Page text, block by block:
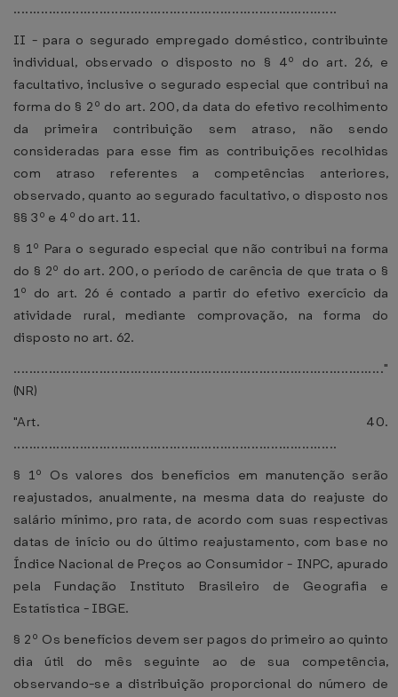
...................................................................................
II - para o segurado empregado doméstico, contribuinte
individual, observado o disposto no § 4º do art. 26, e
facultativo, inclusive o segurado especial que contribui na
forma do § 2º do art. 200, da data do efetivo recolhimento
da primeira contribuição sem atraso, não sendo
consideradas para esse fim as contribuições recolhidas
com atraso referentes a competências anteriores,
observado, quanto ao segurado facultativo, o disposto nos
§§ 3º e 4º do art. 11.
§ 1º Para o segurado especial que não contribui na forma
do § 2º do art. 200, o período de carência de que trata o §
1º do art. 26 é contado a partir do efetivo exercício da
atividade rural, mediante comprovação, na forma do
disposto no art. 62.
..............................................................................................."
(NR)
"Art. 40.
...................................................................................
§ 1º Os valores dos benefícios em manutenção serão
reajustados, anualmente, na mesma data do reajuste do
salário mínimo, pro rata, de acordo com suas respectivas
datas de início ou do último reajustamento, com base no
Índice Nacional de Preços ao Consumidor - INPC, apurado
pela Fundação Instituto Brasileiro de Geografia e
Estatística - IBGE.
§ 2º Os benefícios devem ser pagos do primeiro ao quinto
dia útil do mês seguinte ao de sua competência,
observando-se a distribuição proporcional do número de